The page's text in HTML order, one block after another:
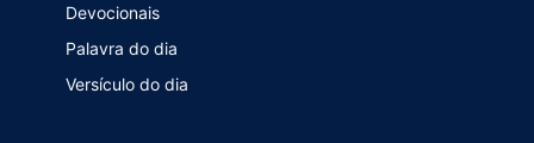
Devocionais
Palavra do dia
Versículo do dia